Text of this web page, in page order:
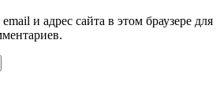
и адрес сайта в этом браузере для